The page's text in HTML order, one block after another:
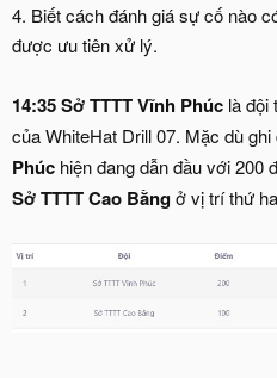
4. Biết cách đánh giá sự cố nào
được ưu tiên xử lý.
14:35 Sở TTTT Vĩnh Phúc là đội
của WhiteHat Drill 07. Mặc dù
Phúc hiện đang dẫn đầu với 200
Sở TTTT Cao Bằngở vị trí thứ